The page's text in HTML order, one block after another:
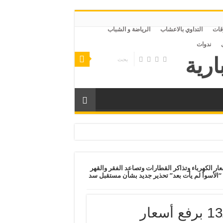
التداوي بالاعشاب الرياضة و الشباب
ندوات
يحتفل بالذكرى الـ13 برفع أسعار الكهرباء وتذاكر القطارات وتصاعد الفقر والقهر
والعنف الأسري والانتحار وتراجع المواليد .. الأربعاء 1 يوليو 2026.. “الأسوأ لم يأت بعد” تحذير جديد بشأن مستقبل سد
نظام 30 يونيو يحتفل بالذكرى الـ13 برفع أسعار